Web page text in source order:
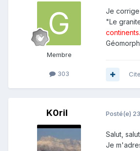
Membre
303
Je
"Le
continents.
K0ril Posté(e)
Salut, salut
Je